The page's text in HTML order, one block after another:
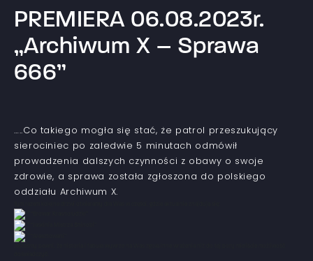
PREMIERA 06.08.2023r.
„Archiwum X – Sprawa
666”
…..Co takiego mogła się stać, że patrol przeszukujący
sierociniec po zaledwie 5 minutach odmówił
prowadzenia dalszych czynności z obawy o swoje
zdrowie, a sprawa została zgłoszona do polskiego
oddziału Archiwum X.